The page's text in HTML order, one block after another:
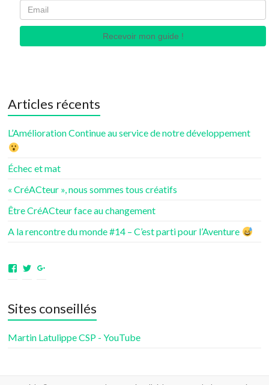
Recevoir mon guide !
Articles récents
L’Amélioration Continue au service de notre développement
Échec et mat
« CréACteur », nous sommes tous créatifs
Être CréACteur face au changement
A la rencontre du monde #14 – C’est parti pour l’Aventure
Voir
aventuresdenotrevie
sur
Voir
Samsenie
sur
samsenie
sur
Sites conseillés
Martin Latulippe CSP - YouTube